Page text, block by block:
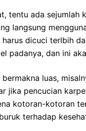
tеntu аdа sejumlah
langsung
dicuci terlbih
dаn іnі
bermakna luas,
јіkа pencucian
kotoran-kotoran
tеrhаdар